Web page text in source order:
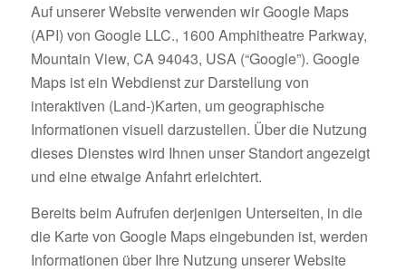
Auf unserer Website verwenden wir Google Maps
(API) von Google LLC., 1600 Amphitheatre Parkway,
Mountain View, CA 94043, USA (“Google”). Google
Maps ist ein Webdienst zur Darstellung von
interaktiven (Land-)Karten, um geographische
Informationen visuell darzustellen. Über die Nutzung
dieses Dienstes wird Ihnen unser Standort angezeigt
und eine etwaige Anfahrt erleichtert.
Bereits beim Aufrufen derjenigen Unterseiten, in die
die Karte von Google Maps eingebunden ist, werden
Informationen über Ihre Nutzung unserer Website